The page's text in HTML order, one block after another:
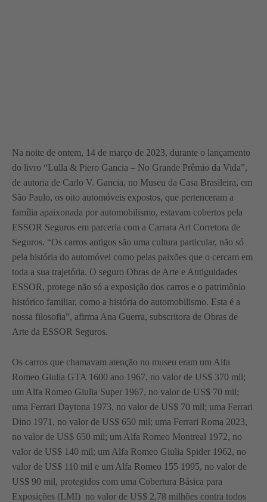
Na noite de ontem, 14 de março de 2023, durante o lançamento
do livro “Lulla & Piero Gancia – No Grande Prêmio da Vida”,
de autoria de Carlo V. Gancia, no Museu da Casa Brasileira, em
São Paulo, os oito automóveis expostos, que pertenceram a
família apaixonada por automobilismo, estavam cobertos pela
ESSOR Seguros em parceria com a Carrara Art Corretora de
Seguros. “Os carros antigos são uma cultura particular, não só
pela história do automóvel como pelas paixões que o cercam em
toda a sua trajetória. O seguro Obras de Arte e Antiguidades
ESSOR, protege não só a exposição dos carros e o patrimônio
histórico familiar, como a história do automobilismo. Esta é a
nossa filosofia”, afirma Ana Guerra, subscritora de Obras de
Arte da ESSOR Seguros.
Os carros que chamavam atenção no museu eram um Alfa
Romeo Giulia GTA 1600 ano 1967, no valor de US$ 370 mil;
um Alfa Romeo Giulia Super 1967, no valor de US$ 70 mil;
uma Ferrari Daytona 1973, no valor de US$ 70 mil; uma Ferrari
Dino 1971, no valor de US$ 650 mil; uma Ferrari Roma 2023,
no valor de US$ 650 mil; um Alfa Romeo Montreal 1972, no
valor de US$ 140 mil; um Alfa Romeo Giulia Spider 1962, no
valor de US$ 110 mil e um Alfa Romeo 155 1995, no valor de
US$ 90 mil, protegidos com uma Cobertura Básica para
Exposições (LMI) no valor de US$ 2,78 milhões contra todos